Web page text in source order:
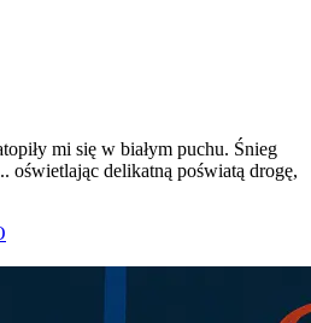
mi się w białym puchu. Śnieg
oświetlając delikatną poświatą drogę,